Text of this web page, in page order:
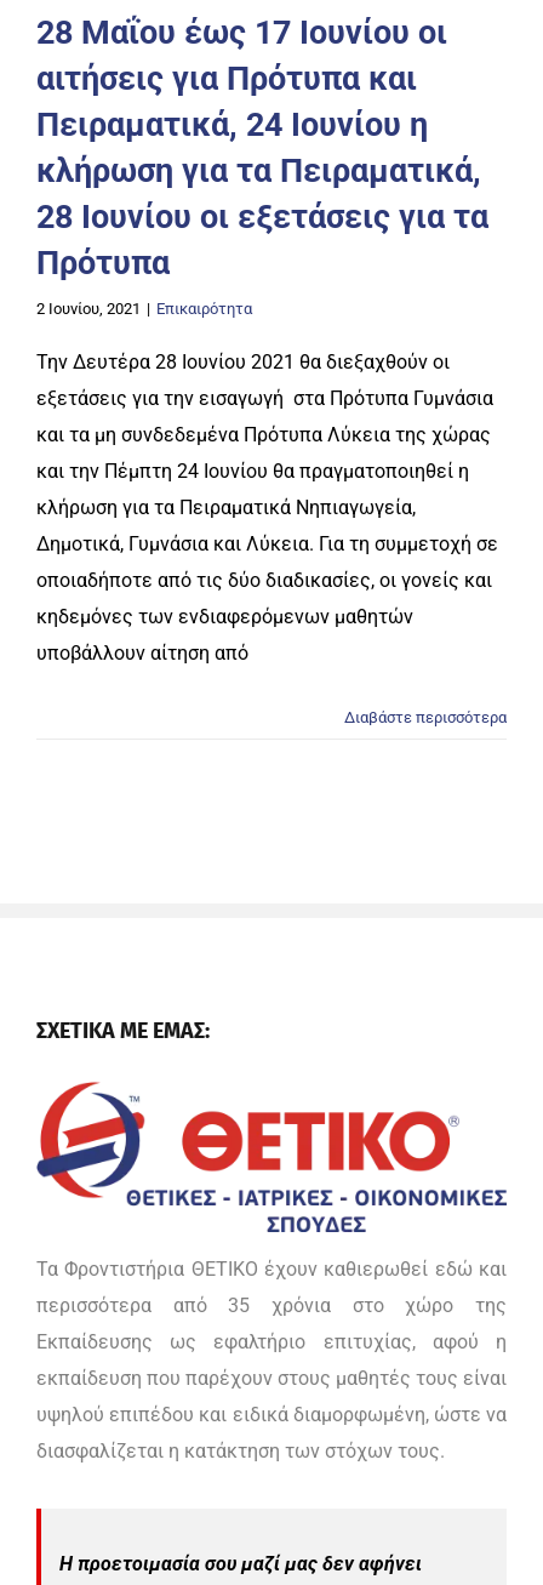
28 Μαΐου έως 17 Ιουνίου οι
αιτήσεις για Πρότυπα και
Πειραματικά, 24 Ιουνίου η
κλήρωση για τα Πειραματικά,
28 Ιουνίου οι εξετάσεις για τα
Πρότυπα
2 Ιουνίου, 2021 | Επικαιρότητα
Την Δευτέρα 28 Ιουνίου 2021 θα διεξαχθούν οι
εξετάσεις για την εισαγωγή στα Πρότυπα Γυμνάσια
και τα μη συνδεδεμένα Πρότυπα Λύκεια της χώρας
και την Πέμπτη 24 Ιουνίου θα πραγματοποιηθεί η
κλήρωση για τα Πειραματικά Νηπιαγωγεία,
Δημοτικά, Γυμνάσια και Λύκεια. Για τη συμμετοχή σε
οποιαδήποτε από τις δύο διαδικασίες, οι γονείς και
κηδεμόνες των ενδιαφερόμενων μαθητών
υποβάλλουν αίτηση από
Διαβάστε περισσότερα
ΣΧΕΤΙΚΑ ΜΕ ΕΜΑΣ:
Τα Φροντιστήρια ΘΕΤΙΚΟ έχουν καθιερωθεί εδώ και
περισσότερα από 35 χρόνια στο χώρο της
Εκπαίδευσης ως εφαλτήριο επιτυχίας, αφού η
εκπαίδευση που παρέχουν στους μαθητές τους είναι
υψηλού επιπέδου και ειδικά διαμορφωμένη, ώστε να
διασφαλίζεται η κατάκτηση των στόχων τους.
Η προετοιμασία σου μαζί μας δεν αφήνει